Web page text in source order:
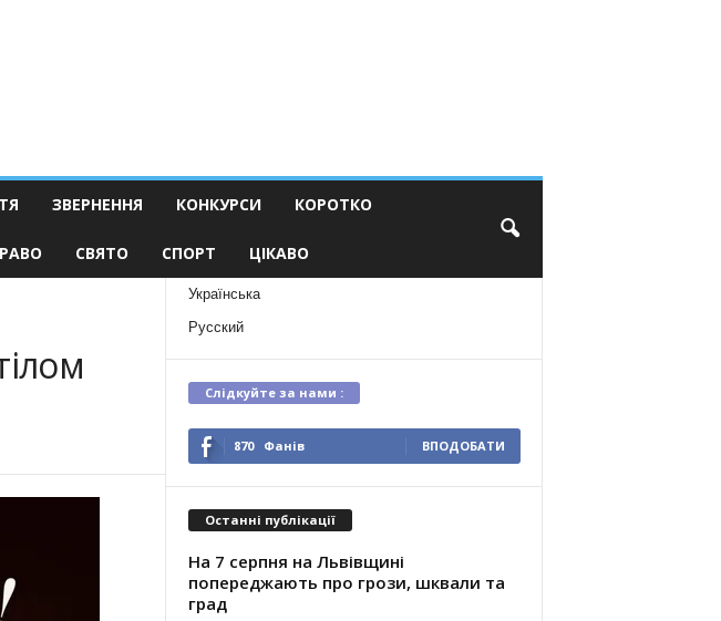
ЗВЕРНЕННЯ КОНКУРСИ КОРОТКО
СВЯТО СПОРТ ЦІКАВО
Українська
Русский
Слідкуйте за нами :
870 Фанів ВПОДОБАТИ
Останні публікації
На 7 серпня на Львівщині
попереджають про грози, шквали та
град